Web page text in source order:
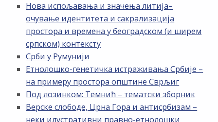
Нова испољавања и значења литија–
очување идентитета и сакрализација
простора и времена у београдском (и ширем
српском) контексту
Срби у Румунији
Етнолошко-генетичка истраживања Србије –
на примеру простора општине Сврљиг
Под лозинком: Темнић – тематски зборник
Верске слободе, Црна Гора и антисрбизам –
неки илустративни правно-етнолошки